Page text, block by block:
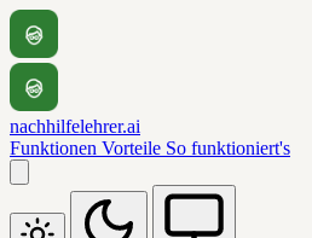
nachhilfelehrer.ai
Funktionen Vorteile So funktioniert's